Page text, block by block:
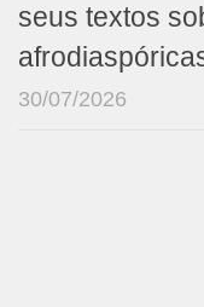
seus textos
30/07/2026